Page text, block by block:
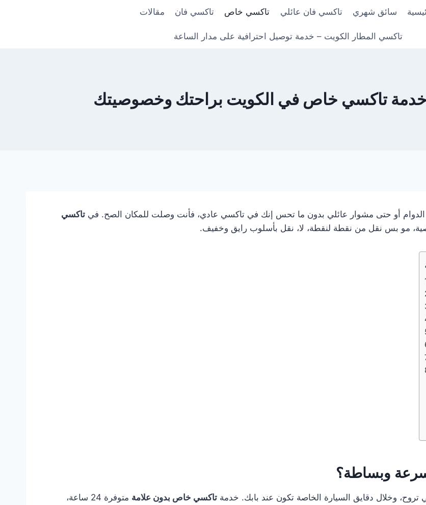
سائق شهري تاكسي فان عائلي تاكسي خاص تاكسي فان مقالات
تاكسي المطار الكويت – خدمة توصيل احترافية على مدار الساعة
تاكسي خاص في الكويت براحتك وخصوصيتك
الدوام أو حتى مشوار عائلي بدون ما تحس إنك في تاكسي عادي، فأنت وصلت للمكان الصح. في تاكسي
مو بس نقل من نقطة لنقطة، لا، نقل بأسلوب رايق وخفيف.
وبساطة؟
تروح، وخلال دقايق السيارة الخاصة تكون عند بابك. خدمة تاكسي خاص بدون علامة
متوفرة 24 ساعة،